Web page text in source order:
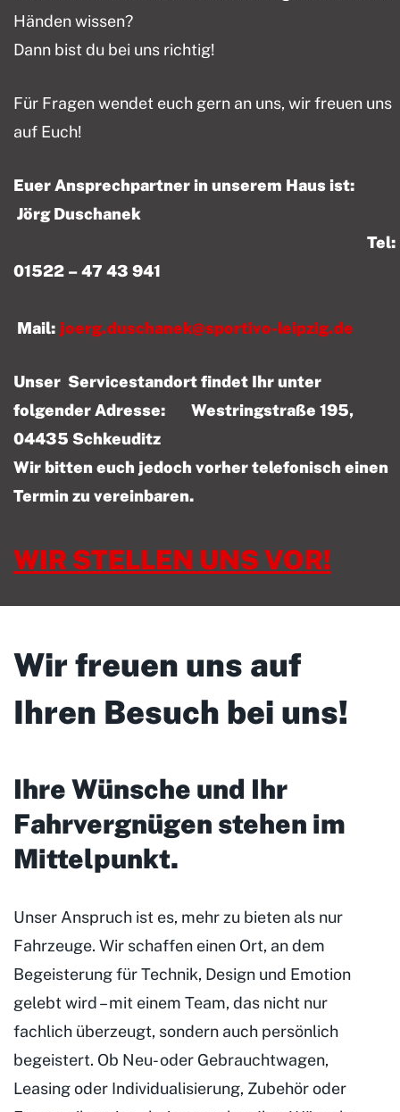
Händen wissen?
Dann bist du bei uns richtig!
Für Fragen wendet euch gern an uns, wir freuen uns
auf Euch!
Euer Ansprechpartner in unserem Haus ist:
Jörg Duschanek
Tel:
01522 – 47 43 941
Mail: joerg.duschanek@sportivo-leipzig.de
Unser Servicestandort findet Ihr unter
folgender Adresse: Westringstraße 195,
04435 Schkeuditz
Wir bitten euch jedoch vorher telefonisch einen
Termin zu vereinbaren.
WIR STELLEN UNS VOR!
Wir freuen uns auf
Ihren Besuch bei uns!
Ihre Wünsche und Ihr
Fahrvergnügen stehen im
Mittelpunkt.
Unser Anspruch ist es, mehr zu bieten als nur
Fahrzeuge. Wir schaffen einen Ort, an dem
Begeisterung für Technik, Design und Emotion
gelebt wird – mit einem Team, das nicht nur
fachlich überzeugt, sondern auch persönlich
begeistert. Ob Neu- oder Gebrauchtwagen,
Leasing oder Individualisierung, Zubehör oder